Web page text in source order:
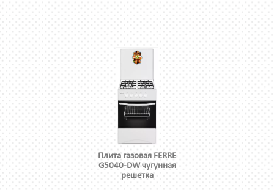
Плита газовая FERRE
G5040-DW чугунная
решетка